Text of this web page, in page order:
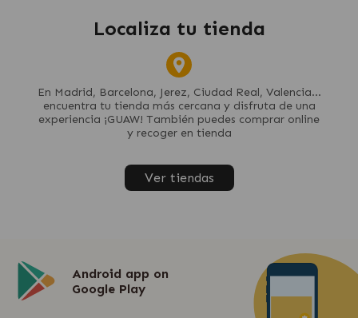
Localiza tu tienda
En Madrid, Barcelona, Jerez, Ciudad Real, Valencia...
encuentra tu tienda más cercana y disfruta de una
experiencia ¡GUAW! También puedes comprar online
y recoger en tienda
Ver tiendas
Android app on
Google Play